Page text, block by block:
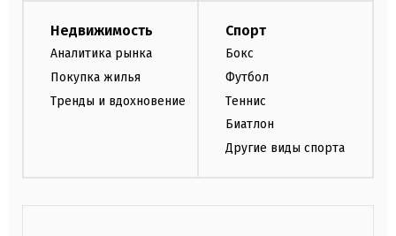
Недвижимость
Аналитика рынка
Покупка жилья
Тренды и вдохновение
Спорт
Бокс
Футбол
Теннис
Биатлон
Другие виды спорта